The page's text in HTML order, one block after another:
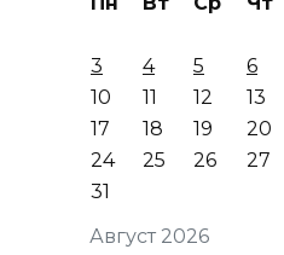
Август 2026
3
4 5 6
10
11 12 13
17
18 19 20
24
25 26 27
31